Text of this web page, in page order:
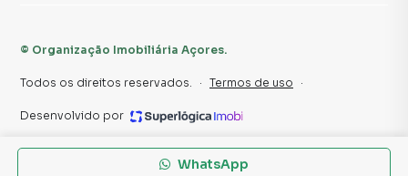
WhatsApp
© Organização Imobiliária Açores.
Todos os direitos reservados. · Termos de uso ·
Desenvolvido por